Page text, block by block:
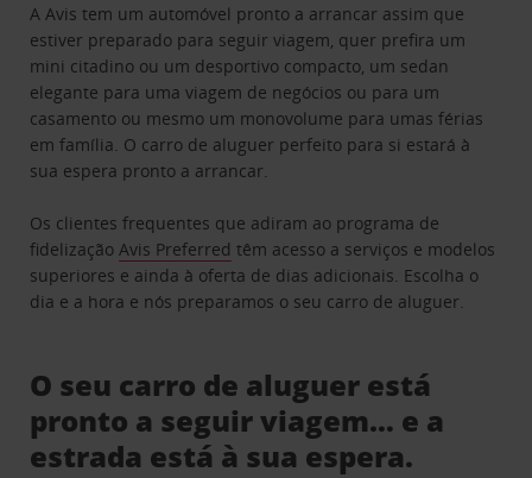
A Avis tem um automóvel pronto a arrancar assim que
estiver preparado para seguir viagem, quer prefira um
mini citadino ou um desportivo compacto, um sedan
elegante para uma viagem de negócios ou para um
casamento ou mesmo um monovolume para umas férias
em família. O carro de aluguer perfeito para si estará à
sua espera pronto a arrancar.
Os clientes frequentes que adiram ao programa de
fidelizaçãoAvis Preferred têm acesso a serviços e modelos
superiores e ainda à oferta de dias adicionais. Escolha o
dia e a hora e nós preparamos o seu carro de aluguer.
O seu carro de aluguer está
pronto a seguir viagem… e a
estrada está à sua espera.